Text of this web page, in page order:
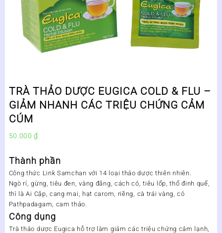
TRÀ THẢO DƯỢC EUGICA COLD & FLU –
GIẢM NHANH CÁC TRIỆU CHỨNG CẢM
CÚM
50.000₫
Thành phần
Công thức Link Samchan với 14 loại thảo dược thiên nhiên.
Ngò rí, gừng, tiêu đen, vàng đắng, cách cỏ, tiêu lốp, thổ đinh quế,
thì là Ai Cập, cang mai, hạt carom, riềng, cà trái vàng, cỏ
Pathpadagam, cam thảo.
Công dụng
Trà thảo dược Eugica hỗ trợ làm giảm các triệu chứng cảm lạnh,